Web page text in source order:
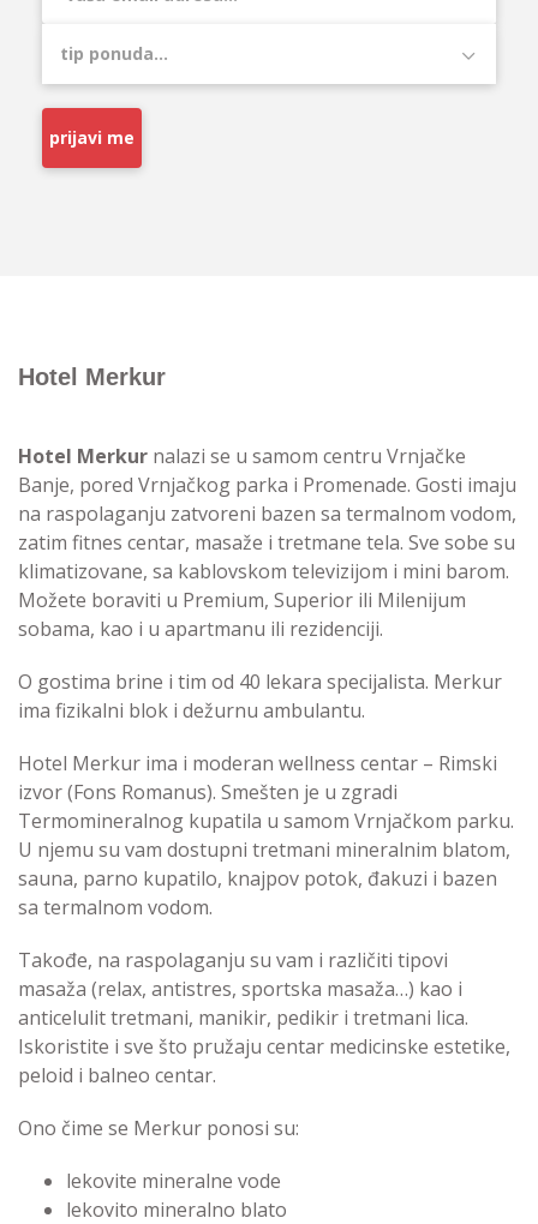
prijavi me
Hotel Merkur
Hotel Merkur nalazi se u samom centru Vrnjačke
Banje, pored Vrnjačkog parka i Promenade. Gosti imaju
na raspolaganju zatvoreni bazen sa termalnom vodom,
zatim fitnes centar, masaže i tretmane tela. Sve sobe su
klimatizovane, sa kablovskom televizijom i mini barom.
Možete boraviti u Premium, Superior ili Milenijum
sobama, kao i u apartmanu ili rezidenciji.
O gostima brine i tim od 40 lekara specijalista. Merkur
ima fizikalni blok i dežurnu ambulantu.
Hotel Merkur ima i moderan wellness centar – Rimski
izvor (Fons Romanus). Smešten je u zgradi
Termomineralnog kupatila u samom Vrnjačkom parku.
U njemu su vam dostupni tretmani mineralnim blatom,
sauna, parno kupatilo, knajpov potok, đakuzi i bazen
sa termalnom vodom.
Takođe, na raspolaganju su vam i različiti tipovi
masaža (relax, antistres, sportska masaža…) kao i
anticelulit tretmani, manikir, pedikir i tretmani lica.
Iskoristite i sve što pružaju centar medicinske estetike,
peloid i balneo centar.
Ono čime se Merkur ponosi su:
lekovite mineralne vode
lekovito mineralno blato